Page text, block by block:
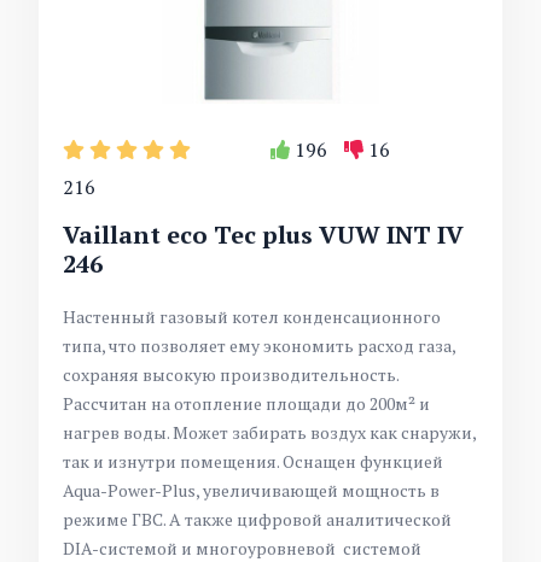
216
196 16
Vaillant eco Tec plus VUW INT IV
246
Настенный газовый котел конденсационного
типа, что позволяет ему экономить расход газа,
сохраняя высокую производительность.
Рассчитан на отопление площади до 200м² и
нагрев воды. Может забирать воздух как снаружи,
так и изнутри помещения. Оснащен функцией
Aqua-Power-Plus, увеличивающей мощность в
режиме ГВС. А также цифровой аналитической
DIA-системой и многоуровневой системой